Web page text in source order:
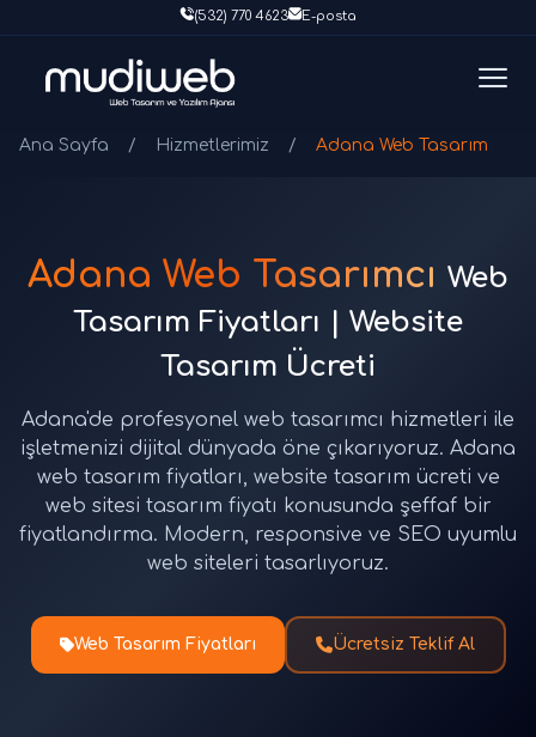
(532) 770 4623 E-posta
Ana Sayfa / Hizmetlerimiz / Adana Web Tasarım
Adana Web Tasarımcı Web
Tasarım Fiyatları | Website
Tasarım Ücreti
Adana'de profesyonel web tasarımcı hizmetleri ile
işletmenizi dijital dünyada öne çıkarıyoruz. Adana
web tasarım fiyatları, website tasarım ücreti ve
web sitesi tasarım fiyatı konusunda şeffaf bir
fiyatlandırma. Modern, responsive ve SEO uyumlu
web siteleri tasarlıyoruz.
Web Tasarım Fiyatları Ücretsiz Teklif Al